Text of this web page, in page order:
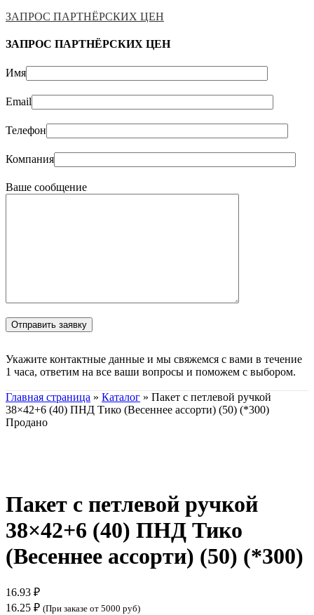
ЗАПРОС ПАРТНЁРСКИХ ЦЕН
ЗАПРОС ПАРТНЁРСКИХ ЦЕН
Имя
Email
Телефон
Компания
Ваше сообщение
Укажите контактные данные и мы свяжемся с вами в течение
1 часа, ответим на все ваши вопросы и поможем с выбором.
Главная страница » Каталог » Пакет с петлевой ручкой
38×42+6 (40) ПНД Тико (Весеннее ассорти) (50) (*300)
Продано
Пакет с петлевой ручкой
38×42+6 (40) ПНД Тико
(Весеннее ассорти) (50) (*300)
16.93 ₽
16.25 ₽ (При заказе от 5000 руб)